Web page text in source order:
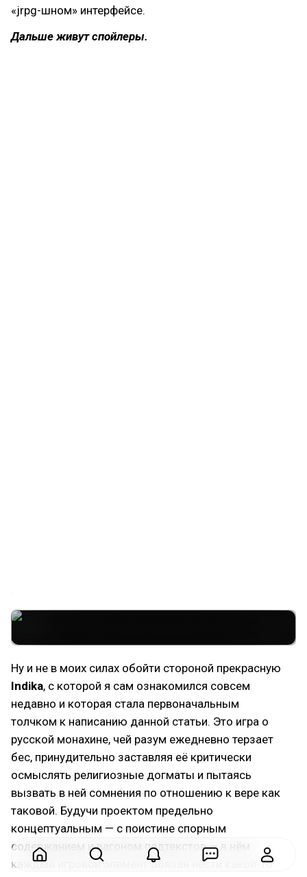
«jrpg-шном» интерфейсе.
Дальше живут спойлеры.
Ну и не в моих силах обойти стороной прекрасную
Indika, с которой я сам ознакомился совсем
недавно и которая стала первоначальным
толчком к написанию данной статьи. Это игра о
русской монахине, чей разум ежедневно терзает
бес, принудительно заставляя её критически
осмыслять религиозные догматы и пытаясь
вызвать в ней сомнения по отношению к вере как
таковой. Будучи проектом предельно
концептуальным — с поистине спорным
содержанием и вагоном подтекстов — в нём
каждый игровой элемент обязан нести какой-то